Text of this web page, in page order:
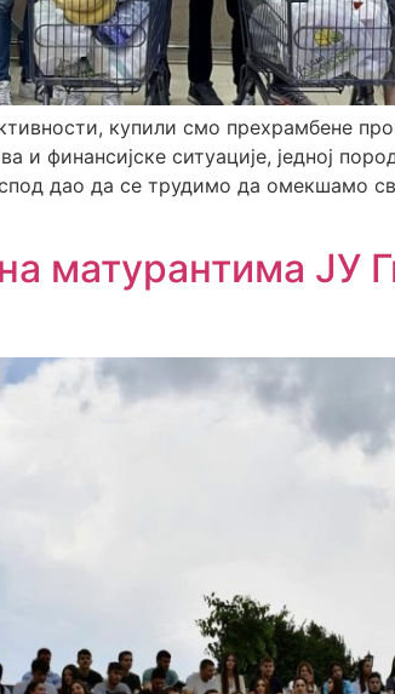
купили смо прехрамбене
и финансијске ситуације, једној
дао да се трудимо да омекшамо
матурантима ЈУ